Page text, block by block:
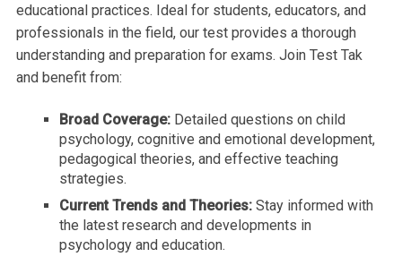
educational practices. Ideal for students, educators, and
professionals in the field, our test provides a thorough
understanding and preparation for exams. Join Test Tak
and benefit from:
Broad Coverage: Detailed questions on child
psychology, cognitive and emotional development,
pedagogical theories, and effective teaching
strategies.
Current Trends and Theories: Stay informed with
the latest research and developments in
psychology and education.